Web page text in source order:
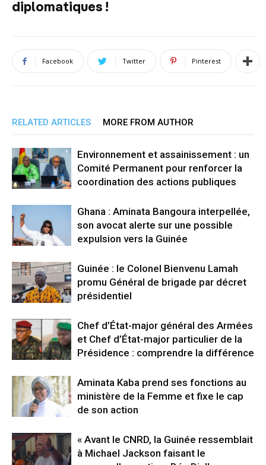
diplomatiques !
Facebook Twitter Pinterest
RELATED ARTICLES MORE FROM AUTHOR
Environnement et assainissement : un
Comité Permanent pour renforcer la
coordination des actions publiques
Ghana : Aminata Bangoura interpellée,
son avocat alerte sur une possible
expulsion vers la Guinée
Guinée : le Colonel Bienvenu Lamah
promu Général de brigade par décret
présidentiel
Chef d’État-major général des Armées
et Chef d’État-major particulier de la
Présidence : comprendre la différence
Aminata Kaba prend ses fonctions au
ministère de la Femme et fixe le cap
de son action
« Avant le CNRD, la Guinée ressemblait
à Michael Jackson faisant le